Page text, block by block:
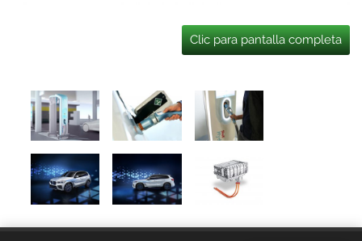
Clic para pantalla completa